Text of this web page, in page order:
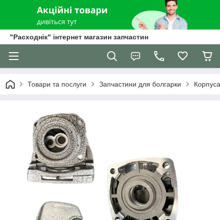
"Расходнік" інтернет магазин запчастин
Товари та послуги Запчастини для болгарки